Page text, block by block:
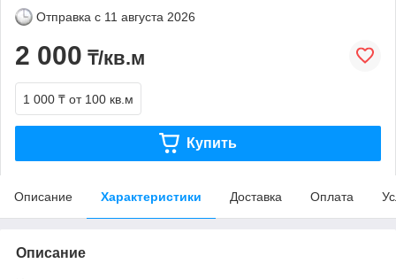
Отправка с 11 августа 2026
2 000 ₸/кв.м
1 000 ₸ от 100 кв.м
Купить
Описание Характеристики Доставка Оплата
Описание